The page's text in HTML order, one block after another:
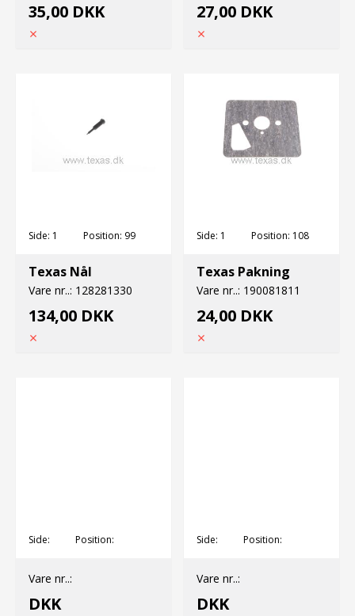
35,00 DKK 27,00 DKK
Side: 1 Position: 99
Texas Nål
Vare nr..: 128281330
134,00 DKK
Side: 1 Position: 108
Texas Pakning
Vare nr..: 190081811
24,00 DKK
Side: Position:
Vare nr..:
DKK
Side: Position:
Vare nr..:
DKK